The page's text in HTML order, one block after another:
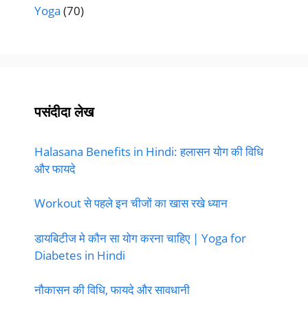
Yoga (70)
पसंदीदा लेख
Halasana Benefits in Hindi: हलासन योग की विधि
और फायदे
Workout से पहले इन चीजों का खास रखे ध्यान
डायबिटीज मे कौन सा योग करना चाहिए | Yoga for
Diabetes in Hindi
नौकासन की विधि, फायदे और सावधानी